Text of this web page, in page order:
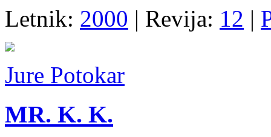
Letnik: 2000 | Revija: 12 |
Jure Potokar
MR. K. K.